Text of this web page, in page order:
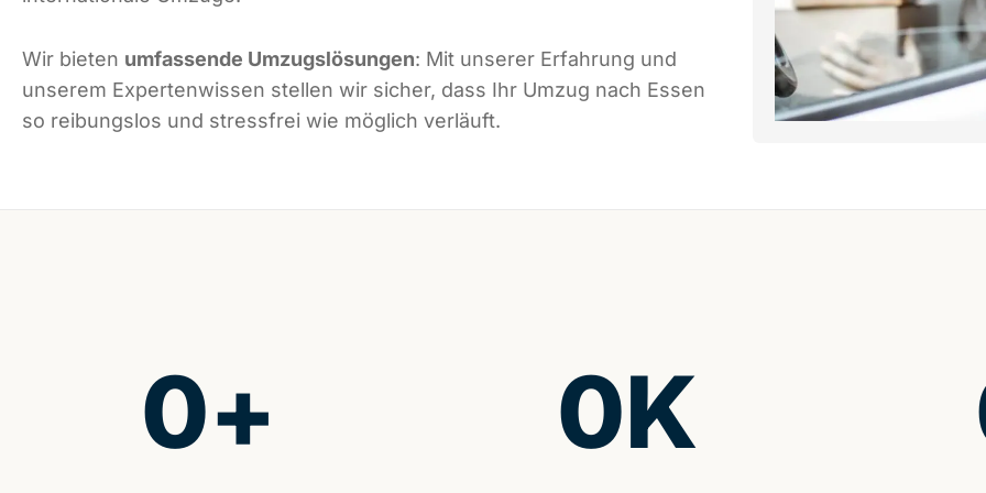
Wir bieten umfassende Umzugslösungen: Mit unserer Erfahrung und
unserem Expertenwissen stellen wir sicher, dass Ihr Umzug nach Essen
so reibungslos und stressfrei wie möglich verläuft.
0+ 0K